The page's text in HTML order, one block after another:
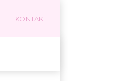
KONTAKT